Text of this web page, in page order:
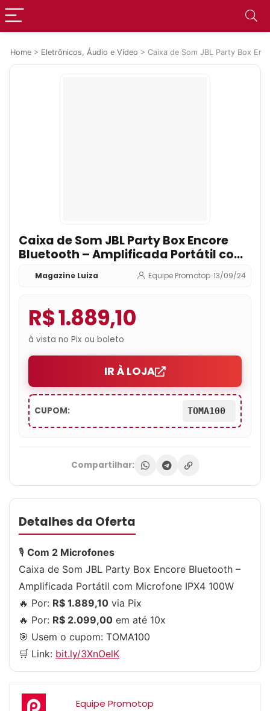
Home > Eletrônicos, Áudio e Vídeo > Caixa de Som JBL Party Box
Caixa de Som JBL Party Box Encore
Bluetooth – Amplificada Portátil com
Microfone IPX4 100W
Magazine Luiza Equipe Promotop•13/09/24
R$ 1.889,10
à vista no Pix ou boleto
IR À LOJA
CUPOM: TOMA100
Compartilhar:
Detalhes da Oferta
🎙️ Com 2 Microfones
Caixa de Som JBL Party Box Encore Bluetooth –
Amplificada Portátil com Microfone IPX4 100W
🔥 Por: R$ 1.889,10 via Pix
🔥 Por: R$ 2.099,00 em até 10x
🎯 Usem o cupom: TOMA100
🛒 Link: bit.ly/3XnOelK
Equipe Promotop